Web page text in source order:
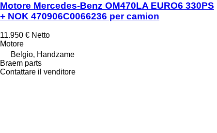
Motore Mercedes-Benz OM470LA EURO6 330PS
+ NOK 470906C0066236 per camion
11.950 € Netto
Motore
Belgio, Handzame
Braem parts
Contattare il venditore